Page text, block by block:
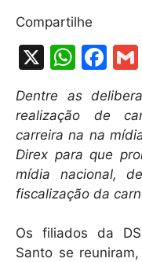
Compartilhe
X
W
at
s
A
p
p
F
a
c
e
b
o
o
k
Dentre as
realização de
carreira na na
Direx para que
mídia nacional,
fiscalização da
Os filiados da
Santo se